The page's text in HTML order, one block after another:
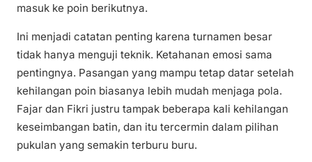
masuk ke poin berikutnya.
Ini menjadi catatan penting karena turnamen besar
tidak hanya menguji teknik. Ketahanan emosi sama
pentingnya. Pasangan yang mampu tetap datar setelah
kehilangan poin biasanya lebih mudah menjaga pola.
Fajar dan Fikri justru tampak beberapa kali kehilangan
keseimbangan batin, dan itu tercermin dalam pilihan
pukulan yang semakin terburu buru.